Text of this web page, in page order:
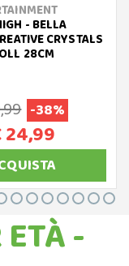
- BELLA
CRYSTALS
28CM
-38%
24,99
-